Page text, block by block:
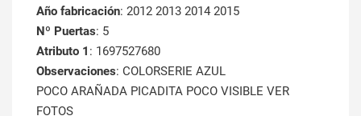
Año fabricación: 2012 2013 2014 2015
Nº Puertas: 5
Atributo 1 : 1697527680
Observaciones: COLORSERIE AZUL
POCO ARAÑADA PICADITA POCO VISIBLE VER
FOTOS